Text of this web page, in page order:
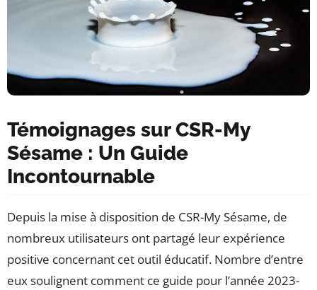
Témoignages sur CSR-My
Sésame : Un Guide
Incontournable
Depuis la mise à disposition de CSR-My Sésame, de
nombreux utilisateurs ont partagé leur expérience
positive concernant cet outil éducatif. Nombre d’entre
eux soulignent comment ce guide pour l’année 2023-